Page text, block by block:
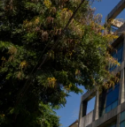
Antes
estado
tornam
humanos, como